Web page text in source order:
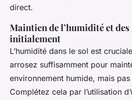
direct.
Maintien de l’humidité et
initialement
L’humidité dans le sol est
arrosez suffisamment pour
environnement humide, mais
Complétez cela par l’utilisation